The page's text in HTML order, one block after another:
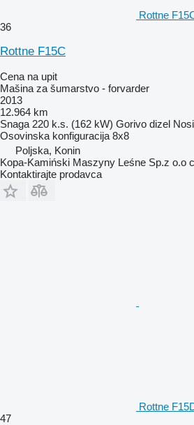
Rottne
36
Rottne F15C
Cena na upit
Mašina za šumarstvo - forvarder
2013
12.964 km
Snaga 220 k.s. (162 kW) Gorivo dizel
Osovinska konfiguracija 8x8
Poljska, Konin
Kopa-Kamiński Maszyny Leśne Sp.z o.o
Kontaktirajte prodavca
Rottne
47